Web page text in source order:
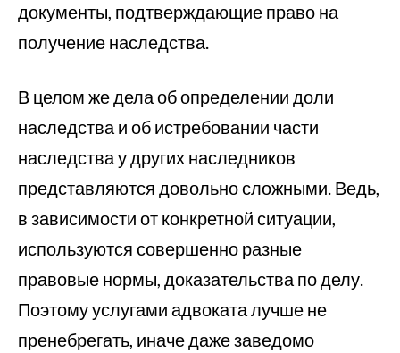
документы, подтверждающие право на
получение наследства.
В целом же дела об определении доли
наследства и об истребовании части
наследства у других наследников
представляются довольно сложными. Ведь,
в зависимости от конкретной ситуации,
используются совершенно разные
правовые нормы, доказательства по делу.
Поэтому услугами адвоката лучше не
пренебрегать, иначе даже заведомо